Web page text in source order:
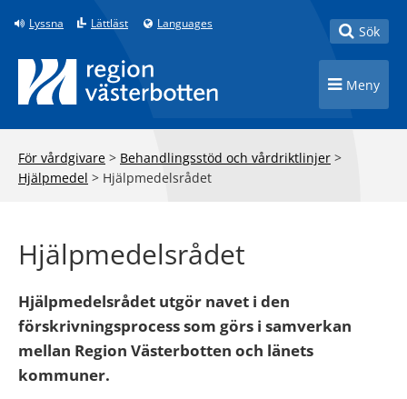
Till innehåll på sidan
Lyssna Lättläst Languages Toggle
Sök
Toggle
Meny
För vårdgivare > Behandlingsstöd och vårdriktlinjer >
Hjälpmedel > Hjälpmedelsrådet
Hjälpmedelsrådet
Hjälpmedelsrådet utgör navet i den
förskrivningsprocess som görs i samverkan
mellan Region Västerbotten och länets
kommuner.